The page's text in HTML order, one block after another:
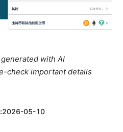
with AI
check important details
2026-05-10